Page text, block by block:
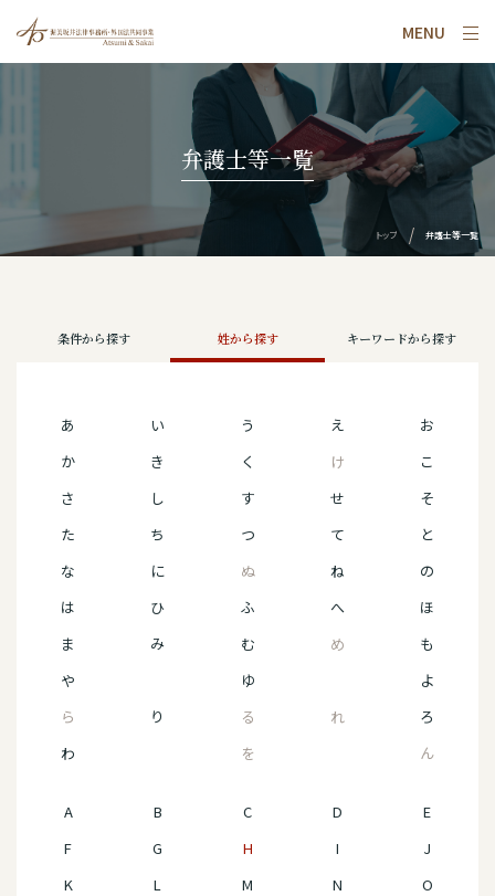
MENU
弁護士等一覧
トップ 弁護士等一覧
条件から探す 姓から探す キーワードから探す
あ い う え
お
か
き く け
こ
さ
し す せ
そ
た
ち つ て
と
な
に ぬ ね
の
は
ひ ふ へ
ほ
ま
み む め
も
や
ゆ
よ
ら
り る れ
ろ
わ
を ん
A B C D
E
F
G H I
J
K
L M N
O